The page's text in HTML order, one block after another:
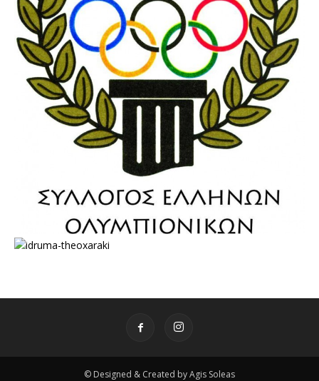
© Designed & Created by Agis Soleas